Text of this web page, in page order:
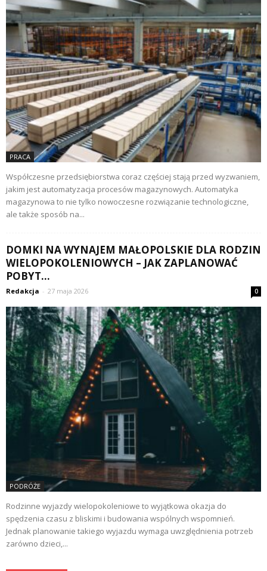
PRACA
Współczesne przedsiębiorstwa coraz częściej stają przed wyzwaniem,
jakim jest automatyzacja procesów magazynowych. Automatyka
magazynowa to nie tylko nowoczesne rozwiązanie technologiczne,
ale także sposób na...
DOMKI NA WYNAJEM MAŁOPOLSKIE DLA RODZIN
WIELOPOKOLENIOWYCH – JAK ZAPLANOWAĆ
POBYT...
Redakcja - 27 maja 2026 0
PODRÓŻE
Rodzinne wyjazdy wielopokoleniowe to wyjątkowa okazja do
spędzenia czasu z bliskimi i budowania wspólnych wspomnień.
Jednak planowanie takiego wyjazdu wymaga uwzględnienia potrzeb
zarówno dzieci,...